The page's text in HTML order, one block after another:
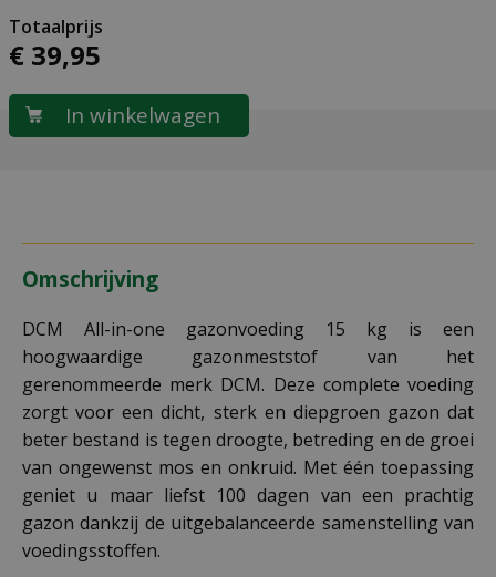
€ 39,95
Omschrijving
DCM All-in-one gazonvoeding 15 kg is een
hoogwaardige gazonmeststof van het
gerenommeerde merk DCM. Deze complete voeding
zorgt voor een dicht, sterk en diepgroen gazon dat
beter bestand is tegen droogte, betreding en de groei
van ongewenst mos en onkruid. Met één toepassing
geniet u maar liefst 100 dagen van een prachtig
gazon dankzij de uitgebalanceerde samenstelling van
voedingsstoffen.